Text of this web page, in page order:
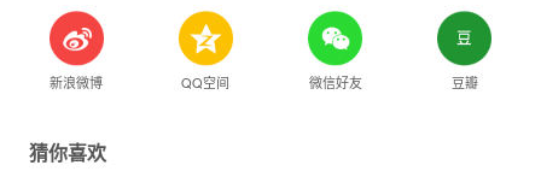
新浪微博 QQ空间 微信好友 豆瓣
猜你喜欢